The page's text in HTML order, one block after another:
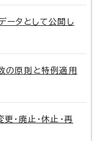
ータとして公開し
の原則と特例適用
・廃止・休止・再